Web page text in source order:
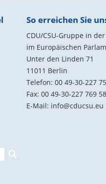
So erreichen Sie
CDU/CSU-Gruppe in
im Europäischen
Unter den Linden 71
11011 Berlin
Telefon: 00 49-30-227
Fax: 00 49-30-227 769 58
E-Mail: info@cducsu.eu